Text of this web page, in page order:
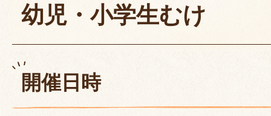
幼児・小学生むけ
開催日時